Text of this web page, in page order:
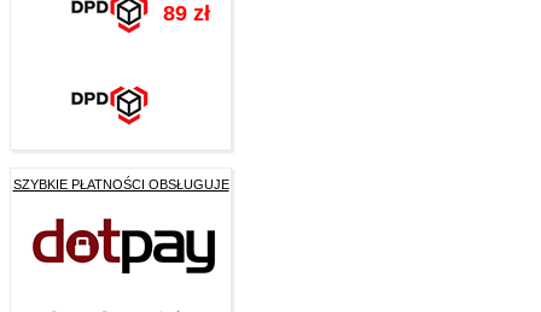
89 zł
SZYBKIE PŁATNOŚCI OBSŁUGUJE